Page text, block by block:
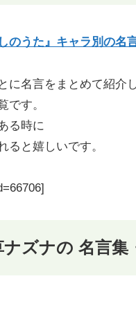
のうた』キャラ別の名
に名言をまとめて紹介
です。
る時に
ると嬉しいです。
ナズナの 名言集